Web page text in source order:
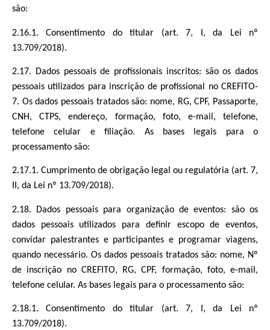
são:
2.16.1. Consentimento do titular (art. 7, I, da Lei nº
13.709/2018).
2.17. Dados pessoais de profissionais inscritos: são os dados
pessoais utilizados para inscrição de profissional no CREFITO-
7. Os dados pessoais tratados são: nome, RG, CPF, Passaporte,
CNH, CTPS, endereço, formação, foto, e-mail, telefone,
telefone celular e filiação. As bases legais para o
processamento são:
2.17.1. Cumprimento de obrigação legal ou regulatória (art. 7,
II, da Lei nº 13.709/2018).
2.18. Dados pessoais para organização de eventos: são os
dados pessoais utilizados para definir escopo de eventos,
convidar palestrantes e participantes e programar viagens,
quando necessário. Os dados pessoais tratados são: nome, Nº
de inscrição no CREFITO, RG, CPF, formação, foto, e-mail,
telefone celular. As bases legais para o processamento são:
2.18.1. Consentimento do titular (art. 7, I, da Lei nº
13.709/2018).